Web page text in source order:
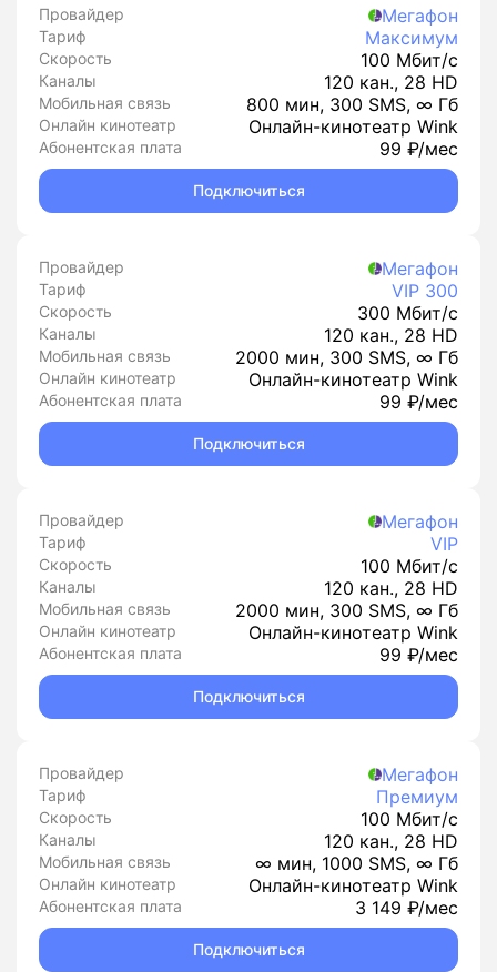
Провайдер Мегафон
Тариф Максимум
Скорость 100 Мбит/с
Каналы 120 кан., 28 HD
Мобильная связь 800 мин, 300 SMS, ∞ Гб
Онлайн кинотеатр Онлайн-кинотеатр Wink
Абонентская плата 99 ₽/мес
Подключиться
Провайдер Мегафон
Тариф VIP 300
Скорость 300 Мбит/с
Каналы 120 кан., 28 HD
Мобильная связь 2000 мин, 300 SMS, ∞ Гб
Онлайн кинотеатр Онлайн-кинотеатр Wink
Абонентская плата 99 ₽/мес
Подключиться
Провайдер Мегафон
Тариф VIP
Скорость 100 Мбит/с
Каналы 120 кан., 28 HD
Мобильная связь 2000 мин, 300 SMS, ∞ Гб
Онлайн кинотеатр Онлайн-кинотеатр Wink
Абонентская плата 99 ₽/мес
Подключиться
Провайдер Мегафон
Тариф Премиум
Скорость 100 Мбит/с
Каналы 120 кан., 28 HD
Мобильная связь ∞ мин, 1000 SMS, ∞ Гб
Онлайн кинотеатр Онлайн-кинотеатр Wink
Абонентская плата 3 149 ₽/мес
Подключиться